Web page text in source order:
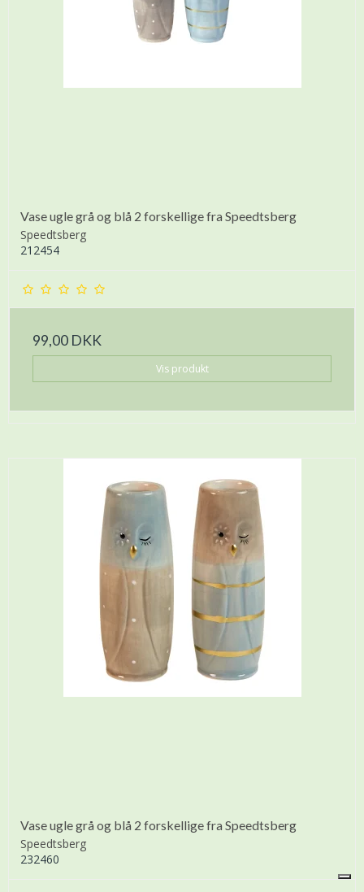
Vase ugle grå og blå 2 forskellige fra Speedtsberg
Speedtsberg
212454
99,00 DKK
Vis produkt
Vase ugle grå og blå 2 forskellige fra Speedtsberg
Speedtsberg
232460